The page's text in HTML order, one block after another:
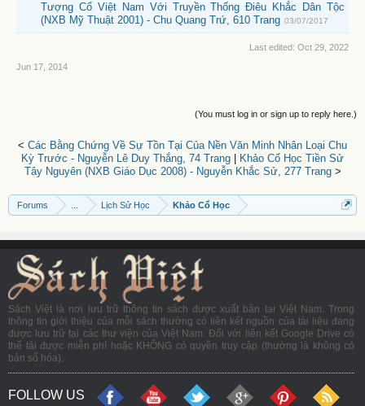
Tượng Cổ Việt Nam Với Truyền Thống Điêu Khắc Dân Tộc
(NXB Mỹ Thuật 2001) - Chu Quang Trứ, 610 Trang 03/07/2017
Last edited: Oct 29, 2022
Jun 17, 2014
(You must log in or sign up to reply here.)
< Các Bằng Chứng Về Sự Tồn Tại Của Nền Văn Minh Nhân Loại Chu
Kỳ Trước - Nguyễn Lê Duy Thắng, 74 Trang
Khảo Cổ Học Tiền Sử
Tây Nguyên (NXB Giáo Dục 2008) - Nguyễn Khắc Sử, 277 Trang>
Forums Lịch Sử Học Khảo Cổ Học
Sách Việt là nơi lưu trữ thông tin sách được xuất bản tại Việt Nam. Trong
thông tin giới thiệu của mỗi sách thường có liên kết nguồn của tài liệu đang
được lưu trữ tại các thư viện của Việt Nam. Đối với liên kết Google Drive có
thể tải được miễn phí hoặc KHÔNG có quyền truy cập (thường là không có
bản số hóa).
FOLLOW US